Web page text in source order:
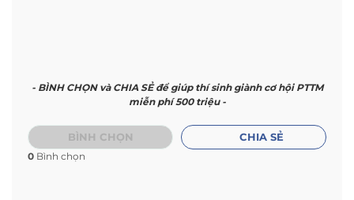
- BÌNH CHỌN và CHIA SẺ để giúp thí sinh giành cơ hội PTTM
miễn phí 500 triệu -
BÌNH CHỌN
0 Bình chọn
CHIA SẺ